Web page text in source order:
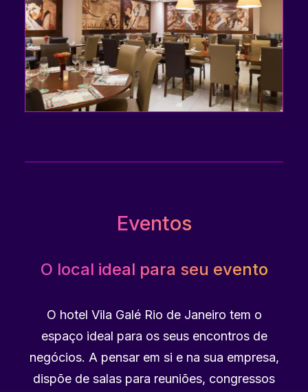
Restaurante principal do hotel que oferece um
serviço de buffet durante a semana das 12h00 às
15h00 para o almoço, e das 19h às 22h30 para o
jantar. Aos fins de semana, o horário de
funcionamento passa a ser das 12h30 às 15h30.
Eventos
O local ideal para seu evento
O hotel Vila Galé Rio de Janeiro tem o
espaço ideal para os seus encontros de
negócios. A pensar em si e na sua empresa,
dispõe de salas para reuniões, congressos